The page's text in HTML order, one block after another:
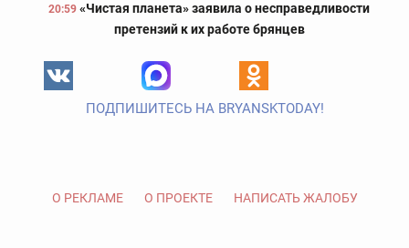
20:59 «Чистая планета» заявила о несправедливости
претензий к их работе брянцев
ПОДПИШИТЕСЬ НА BRYANSKTODAY!
О РЕКЛАМЕ О ПРОЕКТЕ НАПИСАТЬ ЖАЛОБУ